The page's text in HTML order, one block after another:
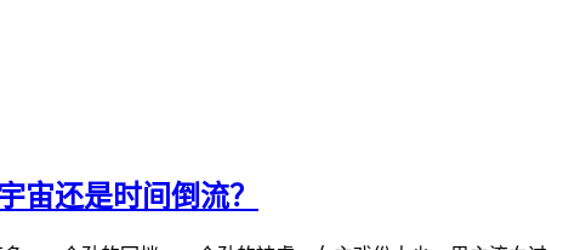
宙还是时间倒流？